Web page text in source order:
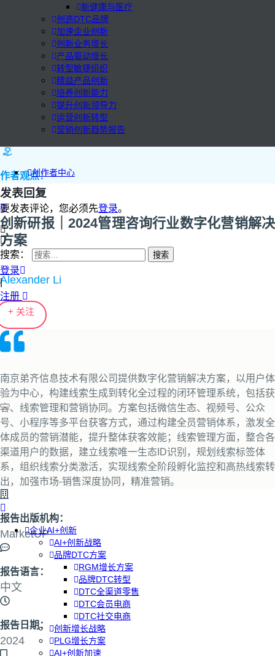
新健康与医疗
创造DTC品牌
加速企业创新
创新业务增长
产品驱动增长
转型敏捷组织
精益产品创新
培养创新能力
提升创新领导力
运营创新转型
营销创新趋势报告
创作者中心
搜索：
登录
|
注册
企业AI+创新
AI+创新战略
品牌DTC方案
RGM增长方案
品牌DTC转型
DTC全渠道零售
DTC会员电商
DTC社交电商
创新增长战略
PLG增长方案
AI+创新加速
作者观点：
发表回复
要发表评论，您必须先登录。
创新研报｜2024管理咨询行业数字化营销解决
方案
Alexander Li
+ 关注
南京弟齐信息技术有限公司提供数字化营销解决方案，以用户体
验为中心，构建线索生成到转化全过程的闭环管理系统，包括获
客、线索管理和营销协同。方案包括微信生态、视频号、公众
号、小程序等多平台获客方式，通过构建全员营销体系，激发全
体成员的营销潜能，提升整体获客效能；线索管理方面，整合各
渠道用户的数据，建立线索唯一生态ID识别，规划线索标签体
系，组织线索分类激活，实现线索全阶段孵化监控和高热线索转
出，加强市场-销售深度协同，精准营销。
报告出版机构：
MarketUP
报告语言：
中文
报告日期：
2024